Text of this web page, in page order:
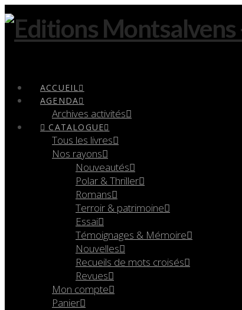
ACCUEIL
AGENDA
Archives activités
CATALOGUE
Tous les livres
Nos rayons
Nouveautés
Polar & Thriller
Romans
Terroir & patrimoine
Essai
Témoignages & Mémoire
Nouvelles
Recueils de mots croisés
Revues
Mon compte
Panier